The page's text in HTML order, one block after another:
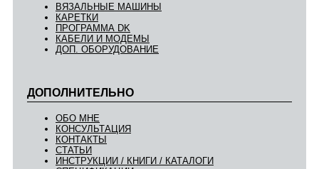
ВЯЗАЛЬНЫЕ МАШИНЫ
КАРЕТКИ
ПРОГРАММА DK
КАБЕЛИ И МОДЕМЫ
ДОП. ОБОРУДОВАНИЕ
ДОПОЛНИТЕЛЬНО
ОБО МНЕ
КОНСУЛЬТАЦИЯ
КОНТАКТЫ
СТАТЬИ
ИНСТРУКЦИИ / КНИГИ / КАТАЛОГИ